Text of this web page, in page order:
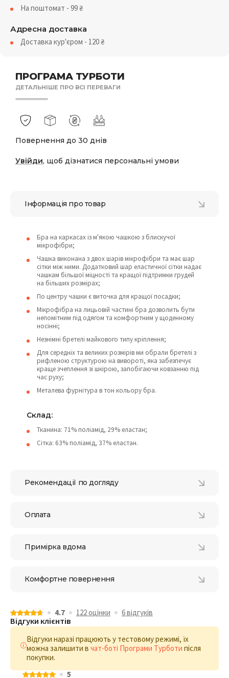
ПРОГРАМА ТУРБОТИ
ДЕТАЛЬНІШЕ ПРО ВСІ ПЕРЕВАГИ
Повернення до 30 днів
Увійди, щоб дізнатися персональні умови
На поштомат - 99₴
Адресна доставка
Доставка кур'єром - 120₴
Інформація про товар
Бра на каркасах із м'якою чашкою з блискучої
мікрофібри;
Чашка виконана з двох шарів мікрофібри та має шар
сітки між ними. Додатковий шар еластичної сітки надає
чашкам більшої міцності та кращої підтримки грудей
на більших розмірах;
По центру чашки є виточка для кращої посадки;
Мікрофібра на лицьовій частині бра дозволить бути
непомітним під одягом та комфортним у щоденному
носінні;
Незнімні бретелі майкового типу кріплення;
Для середніх та великих розмірів ми обрали бретелі з
рифленою структурою на вивороті, яка забезпечує
краще зчеплення зі шкірою, запобігаючи ковзанню під
час руху;
Металева фурнітура в тон кольору бра.
Cклад:
Тканина: 71% поліамід, 29% еластан;
Сітка: 63% поліамід, 37% еластан.
Рекомендації по догляду
Оплата
Примірка вдома
Комфортне повернення
4.7 122 оцiнки 6 відгукiв
Відгуки клієнтів
Відгуки наразі працюють у тестовому режимі, їх
можна залишити в чат-боті Програми Турботи після
покупки.
5